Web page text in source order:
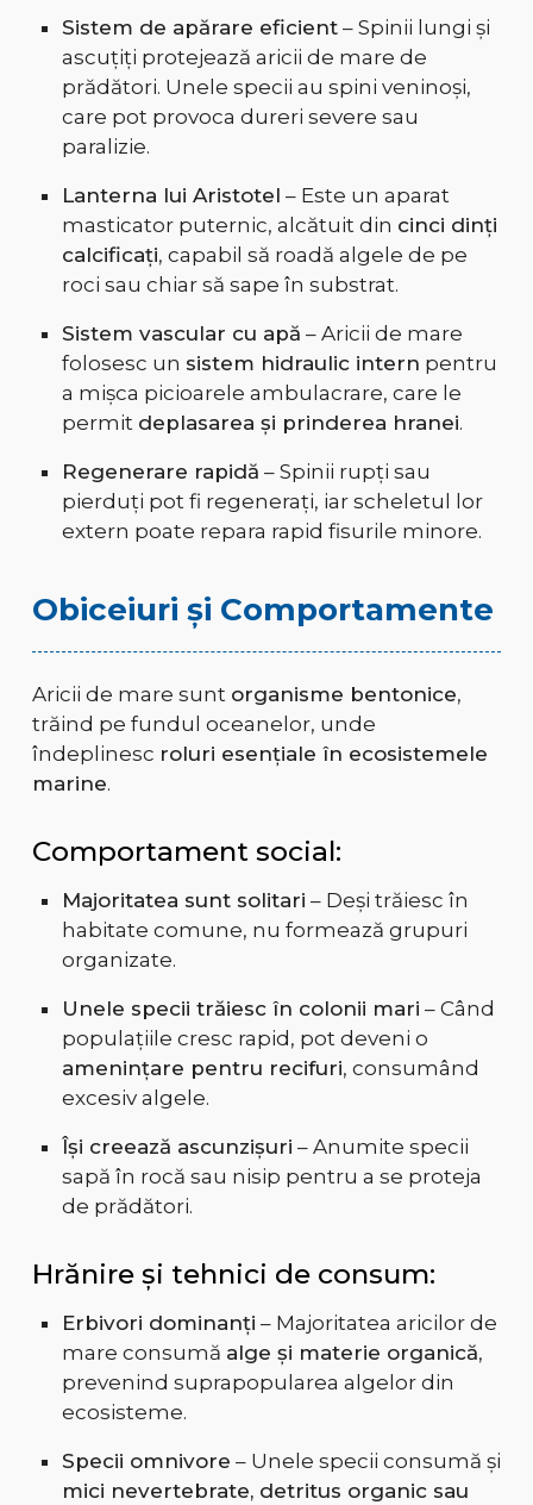
Sistem de apărare eficient– Spinii lungi și
ascuțiți protejează aricii de mare de
prădători. Unele specii au spini veninoși,
care pot provoca dureri severe sau
paralizie.
Lanterna lui Aristotel – Este un aparat
masticator puternic, alcătuit din cinci dinți
calcificați, capabil să roadă algele de pe
roci sau chiar să sape în substrat.
Sistem vascular cu apă – Aricii de mare
folosesc un sistem hidraulic intern pentru
a mișca picioarele ambulacrare, care le
permit deplasarea și prinderea hranei.
Regenerare rapidă – Spinii rupți sau
pierduți pot fi regenerați, iar scheletul lor
extern poate repara rapid fisurile minore.
Obiceiuri și Comportamente
Aricii de mare sunt organisme bentonice,
trăind pe fundul oceanelor, unde
îndeplinesc roluri esențiale în ecosistemele
marine.
Comportament social:
Majoritatea sunt solitari – Deși trăiesc în
habitate comune, nu formează grupuri
organizate.
Unele specii trăiesc în colonii mari – Când
populațiile cresc rapid, pot deveni o
amenințare pentru recifuri, consumând
excesiv algele.
Își creează ascunzișuri – Anumite specii
sapă în rocă sau nisip pentru a se proteja
de prădători.
Hrănire și tehnici de consum:
Erbivori dominanți – Majoritatea aricilor de
mare consumă alge și materie organică,
prevenind suprapopularea algelor din
ecosisteme.
Specii omnivore – Unele specii consumă și
mici nevertebrate, detritus organic sau